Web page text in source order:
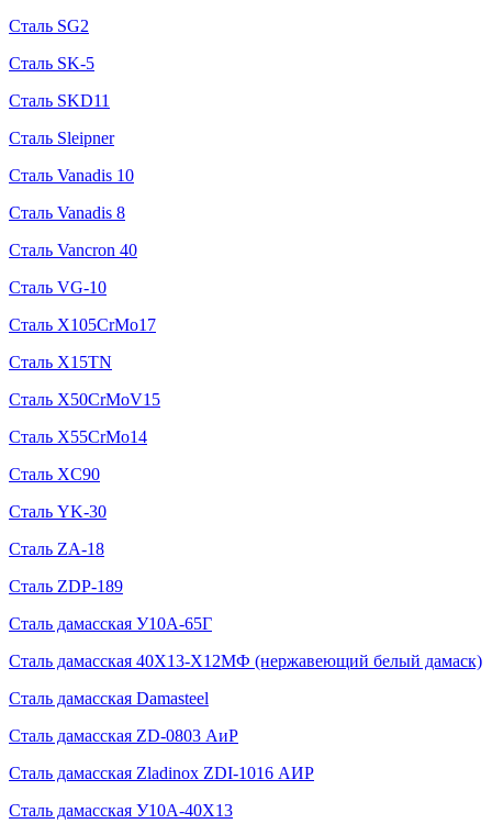
Сталь SG2
Сталь SK-5
Сталь SKD11
Сталь Sleipner
Сталь Vanadis 10
Сталь Vanadis 8
Сталь Vancron 40
Сталь VG-10
Сталь X105CrMo17
Сталь X15TN
Сталь X50CrMoV15
Сталь X55CrMo14
Сталь XC90
Сталь YK-30
Сталь ZA-18
Сталь ZDP-189
Сталь дамасская У10А-65Г
Сталь дамасская 40Х13-Х12МФ (нержавеющий белый дамаск)
Сталь дамасская Damasteel
Сталь дамасская ZD-0803 АиР
Сталь дамасская Zladinox ZDI-1016 АИР
Сталь дамасская У10А-40Х13